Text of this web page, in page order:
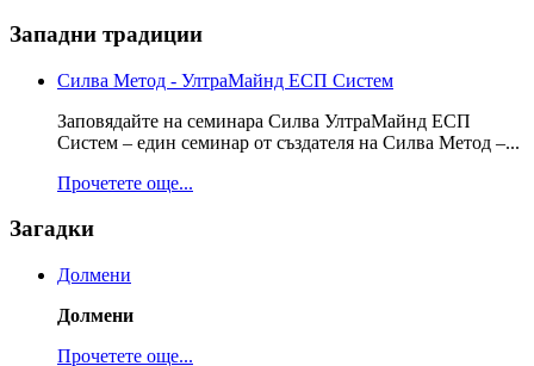
Западни традиции
Силва Метод - УлтраМайнд ЕСП Систем
Заповядайте на семинара Силва УлтраМайнд ЕСП
Систем – един семинар от създателя на Силва Метод –...
Прочетете още...
Загадки
Долмени
Долмени
Прочетете още...